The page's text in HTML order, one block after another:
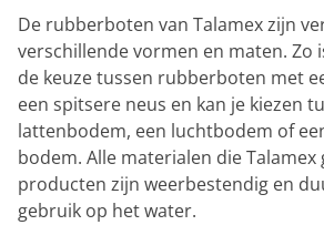
De rubberboten van Talamex zijn
verschillende vormen en maten. Zo
de keuze tussen rubberboten met
een spitsere neus en kan je kiezen
lattenbodem, een luchtbodem of
bodem. Alle materialen die
producten zijn weerbestendig en
gebruik op het water.